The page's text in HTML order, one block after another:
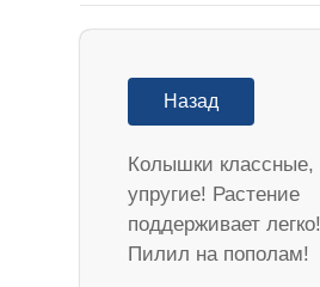
Назад
Колышки классные,
упругие! Растение
поддерживает легко!
Пилил на пополам!